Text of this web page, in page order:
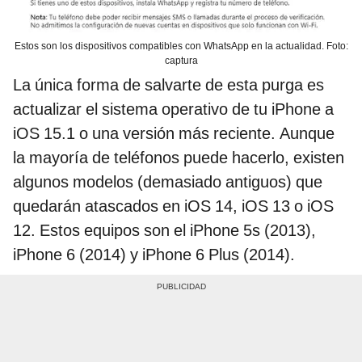
Estos son los dispositivos compatibles con WhatsApp en la actualidad. Foto:
captura
La única forma de salvarte de esta purga es
actualizar el sistema operativo de tu iPhone a
iOS 15.1 o una versión más reciente. Aunque
la mayoría de teléfonos puede hacerlo, existen
algunos modelos (demasiado antiguos) que
quedarán atascados en iOS 14, iOS 13 o iOS
12. Estos equipos son el iPhone 5s (2013),
iPhone 6 (2014) y iPhone 6 Plus (2014).